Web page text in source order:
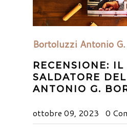
Bortoluzzi Antonio G.
RECENSIONE: IL
SALDATORE
ANTONIO G.
ottobre 09, 2023
0